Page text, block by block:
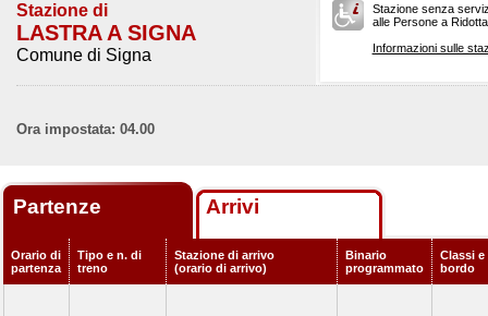
Stazione di
LASTRA A SIGNA
Comune di Signa
Stazione senza
alle Persone a
Informazioni sulle
Ora impostata: 04.00
Partenze Arrivi
Orario di
partenza
Tipo e n. di
treno
Stazione di arrivo
(orario di arrivo)
Binario
programmato
Classi e
bordo